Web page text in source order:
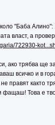
"Баба
власт, а
722930-
ако трябва ще
всичко и в
правят както
фащаш! Това е